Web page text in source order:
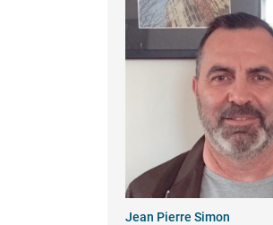
Jean Pierre Simon